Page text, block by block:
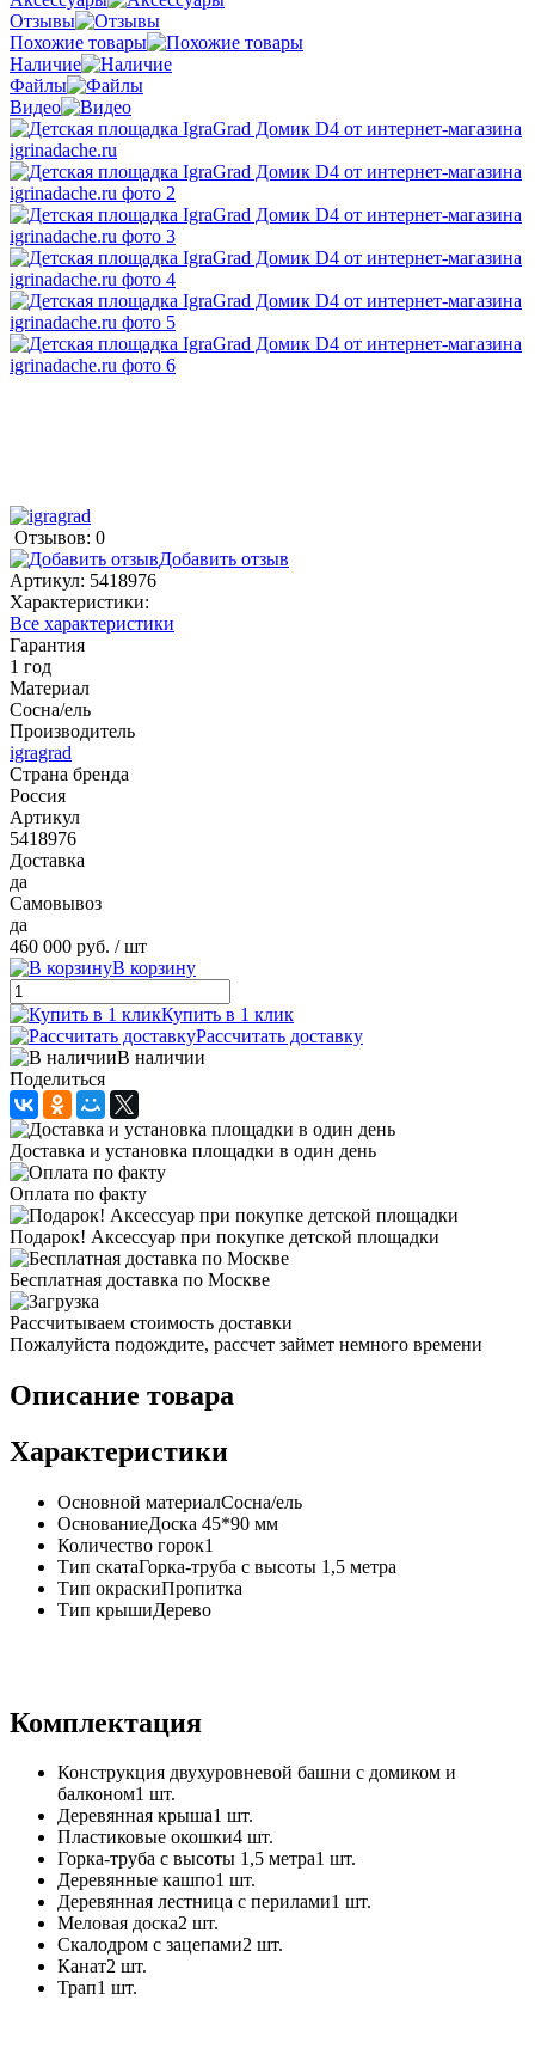
Отзывы
Похожие товары
Наличие
Файлы
Видео
Отзывов: 0
Добавить отзыв
Артикул: 5418976
Характеристики:
Все характеристики
Гарантия
1 год
Материал
Сосна/ель
Производитель
igragrad
Страна бренда
Россия
Артикул
5418976
Доставка
да
Самовывоз
да
460 000 руб. / шт
В корзину
Купить в 1 клик
Рассчитать доставку
В наличии
Поделиться
Доставка и установка площадки в один день
Оплата по факту
Подарок! Аксессуар при покупке детской площадки
Бесплатная доставка по Москве
Рассчитываем стоимость доставки
Пожалуйста подождите, рассчет займет немного времени
Описание товара
Характеристики
Основной материалСосна/ель
ОснованиеДоска 45*90 мм
Количество горок1
Тип скатаГорка-труба с высоты 1,5 метра
Тип окраскиПропитка
Тип крышиДерево
Комплектация
Конструкция двухуровневой башни с домиком и
балконом1 шт.
Деревянная крыша1 шт.
Пластиковые окошки4 шт.
Горка-труба с высоты 1,5 метра1 шт.
Деревянные кашпо1 шт.
Деревянная лестница с перилами1 шт.
Меловая доска2 шт.
Скалодром с зацепами2 шт.
Канат2 шт.
Трап1 шт.